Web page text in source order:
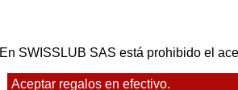
En SWISSLUB SAS está prohibido el
Aceptar regalos en efectivo.